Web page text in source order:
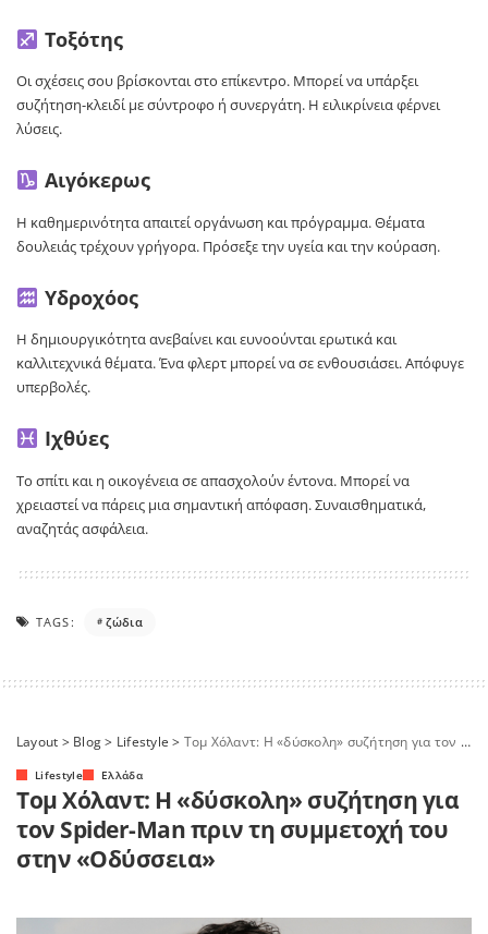
Τοξότης
Οι σχέσεις σου βρίσκονται στο επίκεντρο. Μπορεί να υπάρξει
συζήτηση-κλειδί με σύντροφο ή συνεργάτη. Η ειλικρίνεια φέρνει
λύσεις.
Αιγόκερως
Η καθημερινότητα απαιτεί οργάνωση και πρόγραμμα. Θέματα
δουλειάς τρέχουν γρήγορα. Πρόσεξε την υγεία και την κούραση.
Υδροχόος
Η δημιουργικότητα ανεβαίνει και ευνοούνται ερωτικά και
καλλιτεχνικά θέματα. Ένα φλερτ μπορεί να σε ενθουσιάσει. Απόφυγε
υπερβολές.
Ιχθύες
Το σπίτι και η οικογένεια σε απασχολούν έντονα. Μπορεί να
χρειαστεί να πάρεις μια σημαντική απόφαση. Συναισθηματικά,
αναζητάς ασφάλεια.
TAGS: ζώδια
Layout > Blog> Lifestyle > Τομ Χόλαντ: Η «δύσκολη» συζήτηση για τον Spider-Man πριν τη συμμετοχή του στην «Οδύσσεια»
Lifestyle Ελλάδα
Τομ Χόλαντ: Η «δύσκολη» συζήτηση για
τον Spider-Man πριν τη συμμετοχή του
στην «Οδύσσεια»